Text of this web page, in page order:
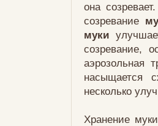
она
созревание
муки
созревание,
аэрозольная
насыщается
несколько
Хранение